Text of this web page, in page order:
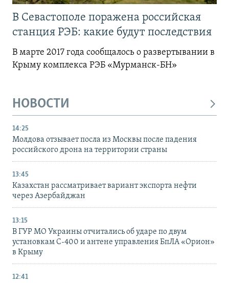
В Севастополе поражена российская
станция РЭБ: какие будут последствия
В марте 2017 года сообщалось о развертывании в
Крыму комплекса РЭБ «Мурманск-БН»
НОВОСТИ
14:25
Молдова отзывает посла из Москвы после падения
российского дрона на территории страны
13:45
Казахстан рассматривает вариант экспорта нефти
через Азербайджан
13:15
В ГУР МО Украины отчитались об ударе по двум
установкам С-400 и антене управления БпЛА «Орион»
в Крыму
12:41